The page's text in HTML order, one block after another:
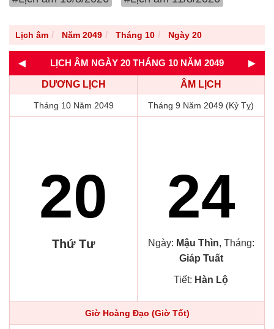
Lịch âm Năm 2049 Tháng 10 Ngày 20
◄ LỊCH ÂM NGÀY 20 THÁNG 10 NĂM 2049 ►
DƯƠNG LỊCH ÂM LỊCH
Tháng 10 Năm 2049 Tháng 9 Năm 2049 (Kỷ Tỵ)
20
Thứ Tư
24
Ngày: Mậu Thìn, Tháng:
Giáp Tuất
Tiết: Hàn Lộ
Giờ Hoàng Đạo (Giờ Tốt)